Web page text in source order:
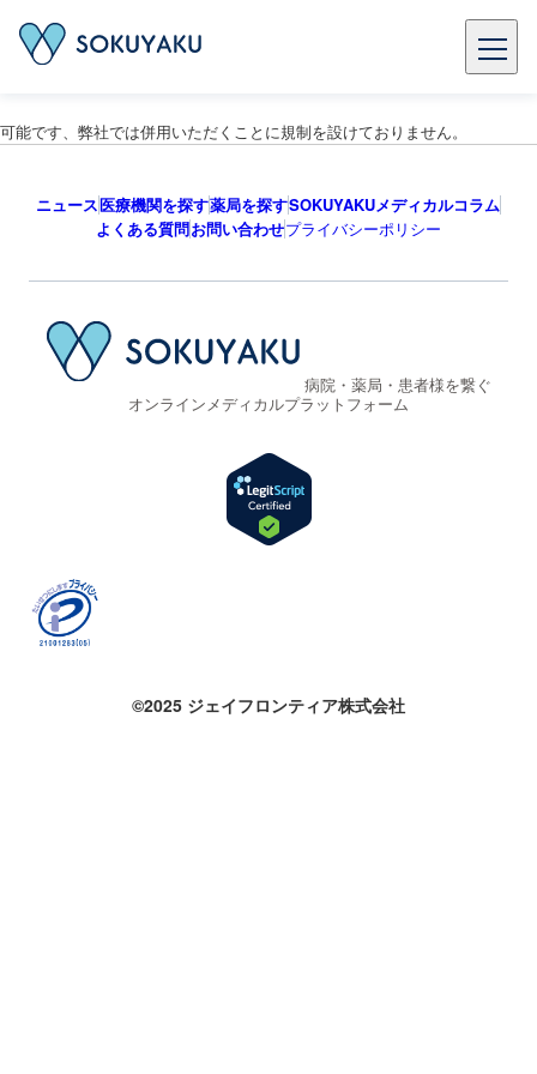
可能です、弊社では併用いただくことに規制を設けておりません。
ニュース医療機関を探す薬局を探すSOKUYAKUメディカルコラム
よくある質問お問い合わせプライバシーポリシー
病院・薬局・患者様を繋ぐ
オンラインメディカルプラットフォーム
©2025 ジェイフロンティア株式会社